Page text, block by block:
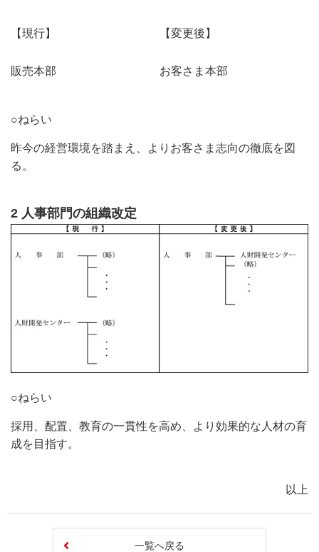
【現行】 【変更後】
販売本部 お客さま本部
○ねらい
昨今の経営環境を踏まえ、よりお客さま志向の徹底を図
る。
2 人事部門の組織改定
○ねらい
採用、配置、教育の一貫性を高め、より効果的な人材の育
成を目指す。
以上
一覧へ戻る